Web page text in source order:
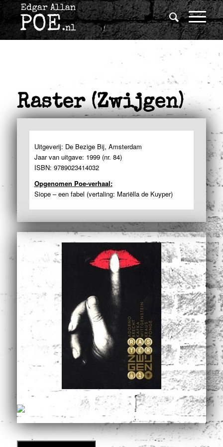
Raster (Zwijgen)
Uitgeverij: De Bezige Bij, Amsterdam
Jaar van uitgave: 1999 (nr. 84)
ISBN: 9789023414032
Opgenomen Poe-verhaal:
Siope – een fabel (vertaling: Mariëlla de Kuyper)